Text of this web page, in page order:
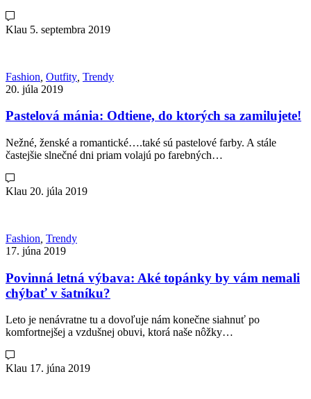
Klau 5. septembra 2019
Fashion Outfity Trendy
20. júla 2019
Pastelová mánia: Odtiene, do ktorých sa zamilujete!
Nežné, ženské a romantické….také sú pastelové farby. A stále
častejšie slnečné dni priam volajú po farebných…
Klau 20. júla 2019
Fashion Trendy
17. júna 2019
Povinná letná výbava: Aké topánky by vám nemali
chýbať v šatníku?
Leto je nenávratne tu a dovoľuje nám konečne siahnuť po
komfortnejšej a vzdušnej obuvi, ktorá naše nôžky…
Klau 17. júna 2019